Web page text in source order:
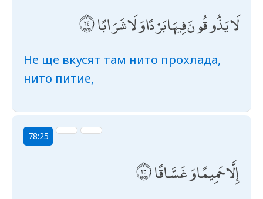
لَا يَذُوقُونَ فِيهَا بَرْدًا وَلَا شَرَابًا
Не ще вкусят там нито прохлада,
нито питие,
78:25
إِلَّا حَمِيمًا وَغَسَّاقًا